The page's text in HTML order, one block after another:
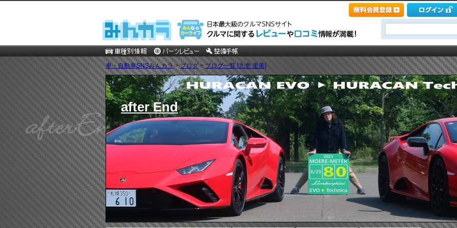
車・自動車SNSみんカラ>ブログ>ブログ一覧 [九壱 里美]
after End